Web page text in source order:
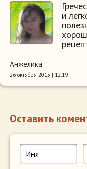
и
Анжелика
26 октября 2015 | 12:19
Оставить